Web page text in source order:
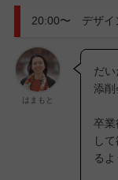
20:00〜 デザイ
はまもと
だ
添削
卒業
し
る